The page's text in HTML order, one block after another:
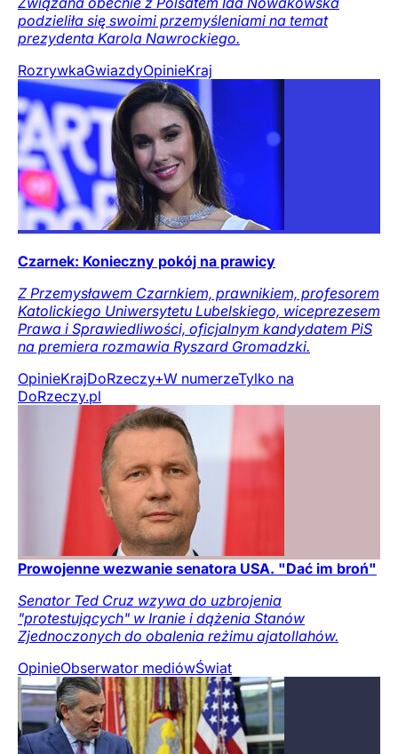
podzieliła się swoimi przemyśleniami na temat
prezydenta Karola Nawrockiego.
RozrywkaGwiazdyOpinieKraj
Czarnek: Konieczny pokój na prawicy
Z Przemysławem Czarnkiem, prawnikiem, profesorem
Katolickiego Uniwersytetu Lubelskiego, wiceprezesem
Prawa i Sprawiedliwości, oficjalnym kandydatem PiS
na premiera rozmawia Ryszard Gromadzki.
OpinieKrajDoRzeczy+W numerzeTylko na
DoRzeczy.pl
Prowojenne wezwanie senatora USA. "Dać im broń"
Senator Ted Cruz wzywa do uzbrojenia
"protestujących" w Iranie i dążenia Stanów
Zjednoczonych do obalenia reżimu ajatollahów.
OpinieObserwator mediówŚwiat